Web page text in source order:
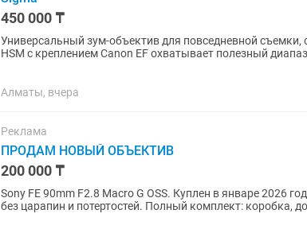
450 000 ₸
Универсальный зум-объектив для повседневной съемки,
HSM с креплением Canon EF охватывает полезный
Алматы, вчера
Реклама
ПРОДАМ НОВЫЙ ОБЪЕКТИВ
200 000 ₸
Sony FE 90mm F2.8 Macro G OSS. Куплен в январе 2026
без царапин и потертостей. Полный комплект: коробка,